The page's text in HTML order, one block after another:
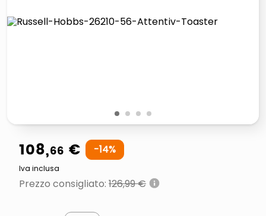
lucidatrice pavimenti
1 2 3 4
108,66 € -14%
Iva inclusa
Prezzo consigliato: 126,99 €